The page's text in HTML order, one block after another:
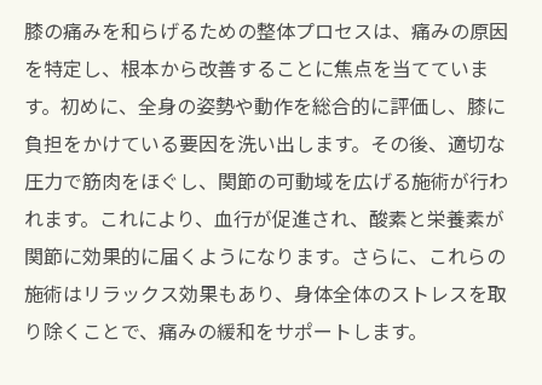
膝の痛みを和らげるための整体プロセスは、痛みの原因
を特定し、根本から改善することに焦点を当てていま
す。初めに、全身の姿勢や動作を総合的に評価し、膝に
負担をかけている要因を洗い出します。その後、適切な
圧力で筋肉をほぐし、関節の可動域を広げる施術が行わ
れます。これにより、血行が促進され、酸素と栄養素が
関節に効果的に届くようになります。さらに、これらの
施術はリラックス効果もあり、身体全体のストレスを取
り除くことで、痛みの緩和をサポートします。